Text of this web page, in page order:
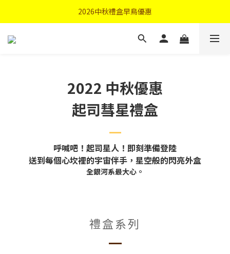
首購優惠輸入"N50"現折50元
2026中秋禮盒早鳥優惠
首購優惠輸入"N50"現折50元
2022 中秋優惠
起司彗星禮盒
—
呼喊吧！起司星人！即刻準備登陸
送到每個心坎裡的宇宙伴手，星空般的閃亮外盒
全銀河系最大心。
禮盒系列